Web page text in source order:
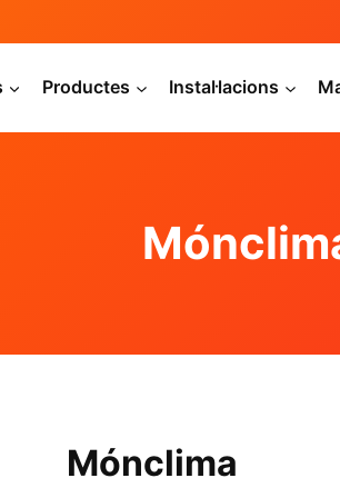
Productes Instal·lacions
Mónclima